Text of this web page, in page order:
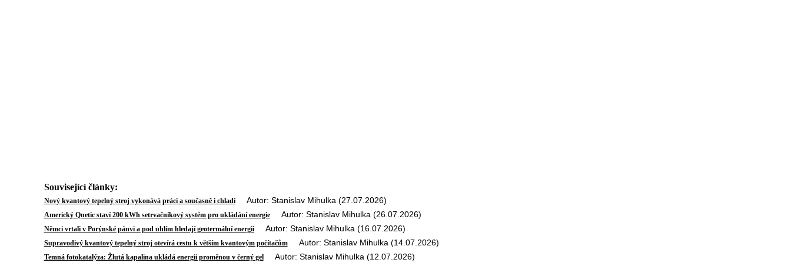
Související články:
Nový kvantový tepelný stroj vykonává práci a současně i chladíAutor: Stanislav Mihulka (27.07.2026)
Americký Qnetic staví 200 kWh setrvačníkový systém pro ukládání energieAutor: Stanislav Mihulka (26.07.2026)
Němci vrtali v Porýnské pánvi a pod uhlím hledají geotermální energiiAutor: Stanislav Mihulka (16.07.2026)
Supravodivý kvantový tepelný stroj otevírá cestu k větším kvantovým počítačůmAutor: Stanislav Mihulka (14.07.2026)
Temná fotokatalýza: Žlutá kapalina ukládá energii proměnou v černý gelAutor: Stanislav Mihulka (12.07.2026)